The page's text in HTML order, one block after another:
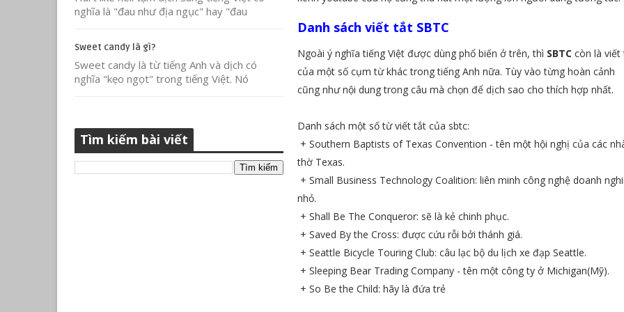
nghĩa là "đau như địa ngục" hay "đau
Sweet candy là gì?
Sweet candy là từ tiếng Anh và dịch có
nghĩa "kẹo ngọt" trong tiếng Việt. Nó
Tìm kiếm bài viết
Danh sách viết tắt SBTC
Ngoài ý nghĩa tiếng Việt được dùng phổ biến ở trên, thì SBTC còn là viết
của một số cụm từ khác trong tiếng Anh nữa. Tùy vào từng hoàn cảnh
cũng như nội dung trong câu mà chọn để dịch sao cho thích hợp nhất.
Danh sách một số từ viết tắt của sbtc:
+ Southern Baptists of Texas Convention - tên một hội nghị của các
thờ Texas.
+ Small Business Technology Coalition: liên minh công nghệ doanh
nhỏ.
+ Shall Be The Conqueror: sẽ là kẻ chinh phục.
+ Saved By the Cross: được cứu rỗi bởi thánh giá.
+ Seattle Bicycle Touring Club: câu lạc bộ du lịch xe đạp Seattle.
+ Sleeping Bear Trading Company - tên một công ty ở Michigan(Mỹ).
+ So Be the Child: hãy là đứa trẻ